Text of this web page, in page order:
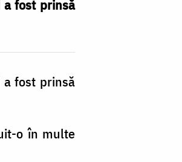
fost prinsă
fost prinsă
o în multe